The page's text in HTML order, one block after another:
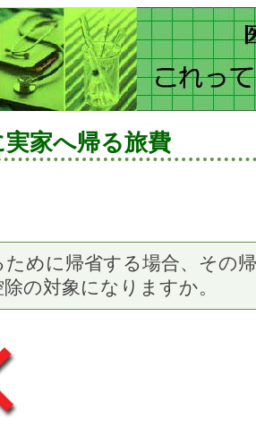
家へ帰る旅費
ために帰省する場合、その
の対象になりますか。